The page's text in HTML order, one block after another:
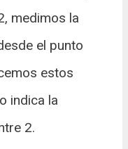
medimos la
el punto
estos
indica la
2.